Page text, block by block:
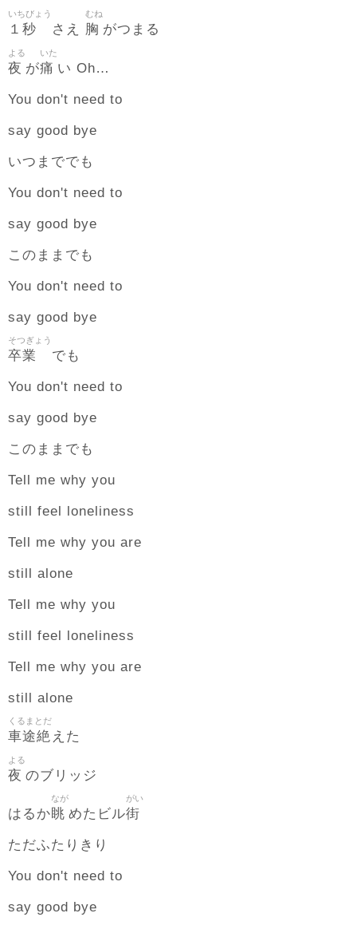
１秒
いちびょう
さえ 胸
むね
がつまる
夜
よる
が痛
いた
い Oh…
You don't need to
say good bye
いつまででも
You don't need to
say good bye
このままでも
You don't need to
say good bye
卒業
そつぎょう
でも
You don't need to
say good bye
このままでも
Tell me why you
still feel loneliness
Tell me why you are
still alone
Tell me why you
still feel loneliness
Tell me why you are
still alone
車途絶
くるまとだ
えた
夜
よる
のブリッジ
はるか眺
なが
めたビル街
がい
ただふたりきり
You don't need to
say good bye